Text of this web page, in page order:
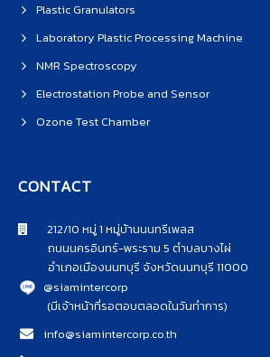
Plastic Granulators
Laboratory Plastic Processing Machine
NMR Spectroscopy
Electrostation Probe and Sensor
Ozone Test Chamber
CONTACT
212/10 หมู่ 1 หมู่บ้านนนทรีเพลส
ถนนนครอินทร์-พระราม 5 ตำบลบางไผ่
อำเภอเมืองนนทบุรี จังหวัดนนทบุรี 11000
@siamintercorp
(มีเจ้าหน้าที่รอตอบตลอดในวันทำการ)
info@siamintercorp.co.th